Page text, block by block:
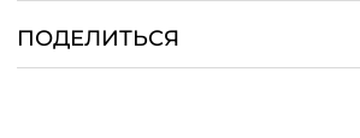
ПОДЕЛИТЬСЯ